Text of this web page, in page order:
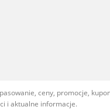
ceny, promocje,
i aktualne informacje.